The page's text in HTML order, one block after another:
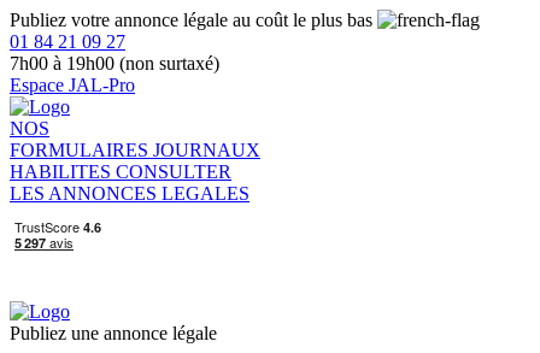
Publiez votre annonce légale au coût le plus bas
01 84 21 09 27
7h00 à 19h00 (non surtaxé)
Espace JAL-Pro
NOS
FORMULAIRES JOURNAUX
HABILITES CONSULTER
LES ANNONCES LEGALES
Publiez une annonce légale